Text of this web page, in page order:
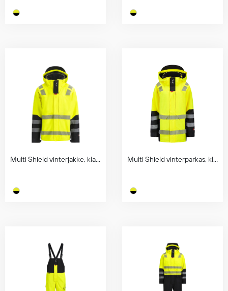
Multi Shield vinterjakke, klasse 3 Multi Shield vinterparkas, klasse 3